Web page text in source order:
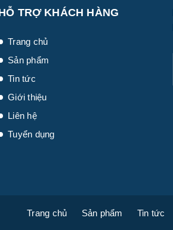
TRỢ KHÁCH HÀNG
Trang chủ
Sản phẩm
Tin tức
Giới thiệu
Liên hệ
Tuyển dụng
Trang chủ Sản phẩm Tin tức